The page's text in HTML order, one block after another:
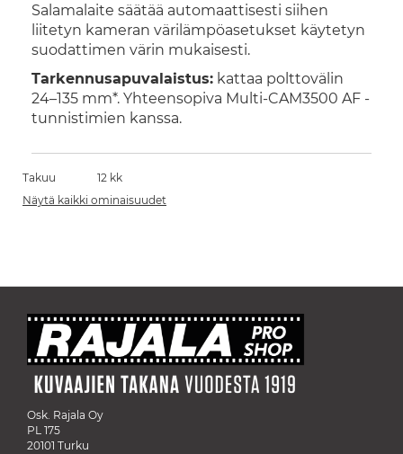
Salamalaite säätää automaattisesti siihen
liitetyn kameran värilämpöasetukset käytetyn
suodattimen värin mukaisesti.
Tarkennusapuvalaistus: kattaa polttovälin
24–135 mm*. Yhteensopiva Multi-CAM3500 AF -
tunnistimien kanssa.
Takuu
12 kk
Näytä kaikki ominaisuudet
Osk. Rajala Oy
PL 175
20101 Turku